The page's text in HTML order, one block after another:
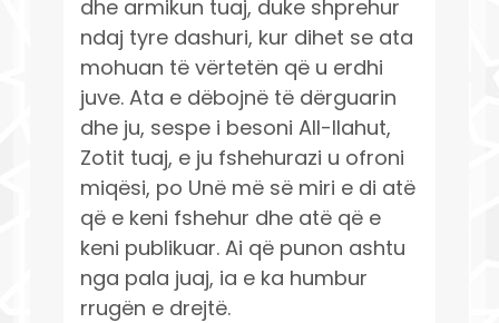
dhe armikun tuaj, duke shprehur
ndaj tyre dashuri, kur dihet se ata
mohuan të vërtetën që u erdhi
juve. Ata e dëbojnë të dërguarin
dhe ju, sespe i besoni All-llahut,
Zotit tuaj, e ju fshehurazi u ofroni
miqësi, po Unë më së miri e di atë
që e keni fshehur dhe atë që e
keni publikuar. Ai që punon ashtu
nga pala juaj, ia e ka humbur
rrugën e drejtë.